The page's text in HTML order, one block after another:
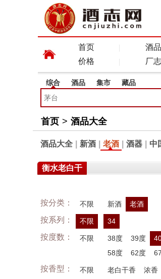
首页 酒品
价格
厂志
综合 酒品 集市 藏品
首页 > 酒品大全
酒品大全 新酒 老酒 酒器 中
衡水老白干
按分类： 不限 新酒 老酒
按系列： 不限 34
按度数： 不限 38度 39度
58度
62度
按香型： 不限 老白干香 浓香